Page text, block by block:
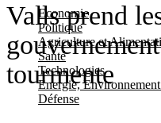
Economie
Politique
Agriculture et
Santé
Technologies
Energie,
Défense
Valls prend
tourmente